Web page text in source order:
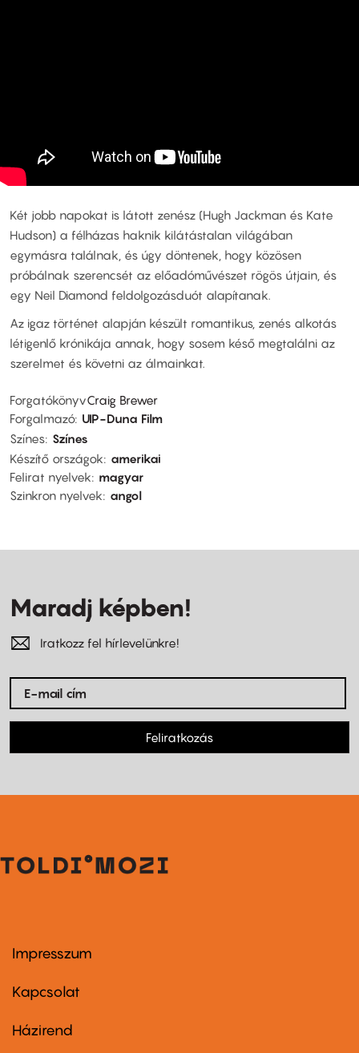
Két jobb napokat is látott zenész (Hugh Jackman és Kate
Hudson) a félházas haknik kilátástalan világában
egymásra találnak, és úgy döntenek, hogy közösen
próbálnak szerencsét az előadóművészet rögös útjain, és
egy Neil Diamond feldolgozásduót alapítanak.
Az igaz történet alapján készült romantikus, zenés alkotás
létigenlő krónikája annak, hogy sosem késő megtalálni az
szerelmet és követni az álmainkat.
ForgatókönyvCraig Brewer
Forgalmazó UIP-Duna Film
Színes Színes
Készítő országok
amerikai
Felirat nyelvek
magyar
Szinkron nyelvek
angol
Maradj képben!
Iratkozz fel hírlevelünkre!
Feliratkozás
Footer
first
Impresszum
Kapcsolat
Footer
Házirend